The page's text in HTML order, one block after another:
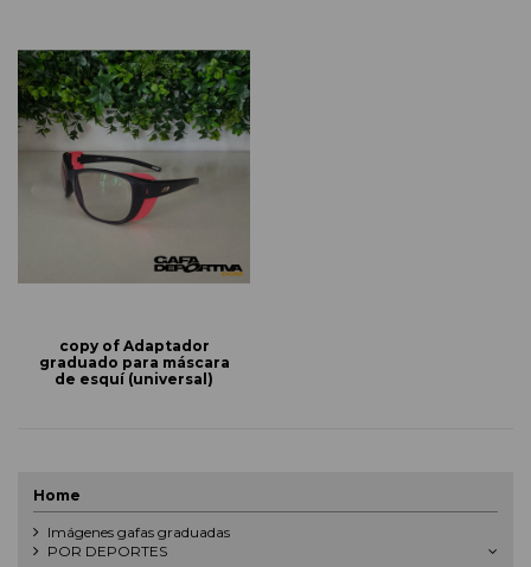
copy of Adaptador
graduado para máscara
de esquí (universal)
Home
Imágenes gafas graduadas
POR DEPORTES